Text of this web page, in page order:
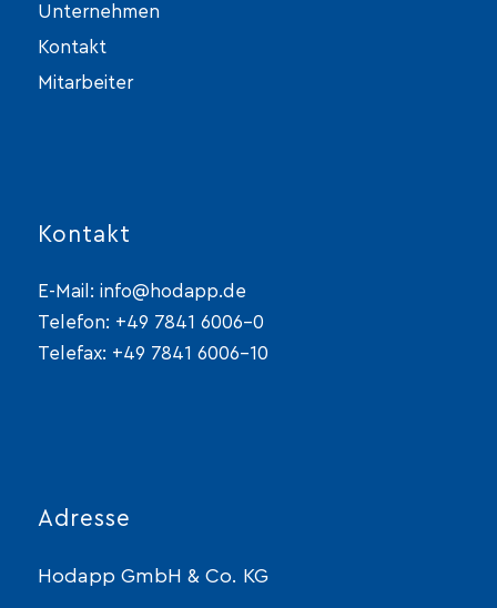
Unternehmen
Kontakt
Mitarbeiter
Kontakt
E-Mail: info@hodapp.de
Telefon: +49 7841 6006-0
Telefax: +49 7841 6006-10
Adresse
Hodapp GmbH & Co. KG